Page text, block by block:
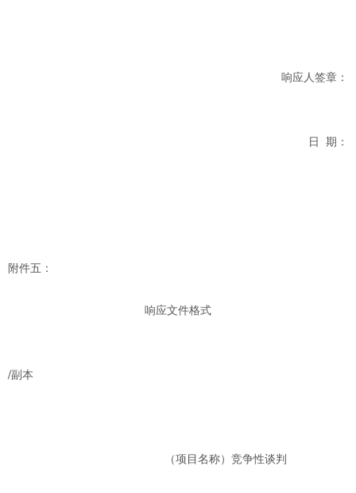
响应人签章：
日 期：
附件五：
响应文件格式
/副本
（项目名称）竞争性谈判